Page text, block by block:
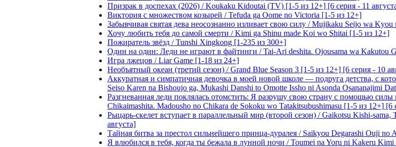
Призрак в доспехах (2026) / Koukaku Kidoutai (TV) [1-5 из 12+] [6 серия - 11
Виктория с множеством козырей / Tefuda ga Oome no Victoria [1-5 из 12+]
Забывчивая святая дева неосознанно изливает свою силу / Mujikaku Seijo wa
Хочу любить тебя до самой смерти / Kimi ga Shinu made Koi wo Shitai [1-5 из 12+]
Пожиратель звёзд / Tunshi Xingkong [1-235 из 300+]
Один на один: Леди не играют в файтинги / Tai-Ari deshita. Ojousama wa Kakutou
Игра лжецов / Liar Game [1-18 из 24+]
Необъятный океан (третий сезон) / Grand Blue Season 3 [1-5 из 12+] [6 серия - 10
Аккуратная и симпатичная девочка в моей новой школе — подруга детства, с
Seiso Karen na Bishoujo ga, Mukashi Danshi to Omotte Issho ni Asonda Osananajimi
Разгневанная леди поклялась отомстить: Я разрушу свою страну с помощью
Chikaimashita. Madousho no Chikara de Sokoku wo Tatakitsubushimasu [1-5 из 12+] [6
Рыцарь-скелет вступает в параллельный мир (второй сезон) / Gaikotsu Kishi-
августа]
Тайная битва за престол сильнейшего принца-дуралея / Saikyou Degarashi Ouji no
Я влюбился в тебя, когда ты бежала в лунной ночи / Toumei na Yoru ni Kakeru